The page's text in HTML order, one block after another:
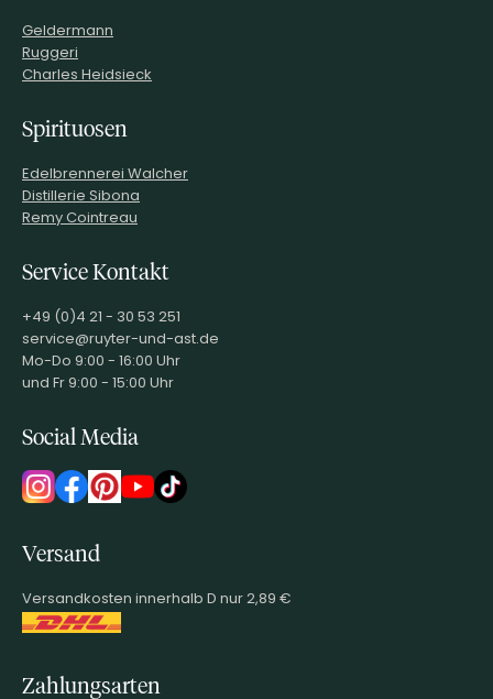
Geldermann
Ruggeri
Charles Heidsieck
Spirituosen
Edelbrennerei Walcher
Distillerie Sibona
Remy Cointreau
Service Kontakt
+49 (0)4 21 - 30 53 251
service@ruyter-und-ast.de
Mo-Do 9:00 - 16:00 Uhr
und Fr 9:00 - 15:00 Uhr
Social Media
Versand
Versandkosten innerhalb D nur 2,89 €
Zahlungsarten